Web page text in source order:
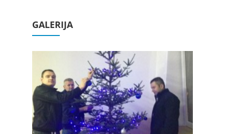
GALERIJA